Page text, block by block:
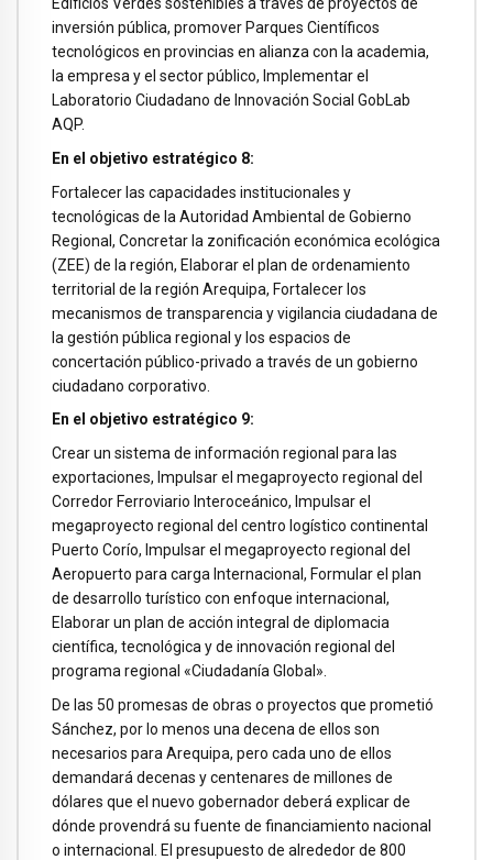
inversión pública, promover Parques Científicos
tecnológicos en provincias en alianza con la academia,
la empresa y el sector público, Implementar el
Laboratorio Ciudadano de Innovación Social GobLab
AQP.
En el objetivo estratégico 8:
Fortalecer las capacidades institucionales y
tecnológicas de la Autoridad Ambiental de Gobierno
Regional, Concretar la zonificación económica ecológica
(ZEE) de la región, Elaborar el plan de ordenamiento
territorial de la región Arequipa, Fortalecer los
mecanismos de transparencia y vigilancia ciudadana de
la gestión pública regional y los espacios de
concertación público-privado a través de un gobierno
ciudadano corporativo.
En el objetivo estratégico 9:
Crear un sistema de información regional para las
exportaciones, Impulsar el megaproyecto regional del
Corredor Ferroviario Interoceánico, Impulsar el
megaproyecto regional del centro logístico continental
Puerto Corío, Impulsar el megaproyecto regional del
Aeropuerto para carga Internacional, Formular el plan
de desarrollo turístico con enfoque internacional,
Elaborar un plan de acción integral de diplomacia
científica, tecnológica y de innovación regional del
programa regional «Ciudadanía Global».
De las 50 promesas de obras o proyectos que prometió
Sánchez, por lo menos una decena de ellos son
necesarios para Arequipa, pero cada uno de ellos
demandará decenas y centenares de millones de
dólares que el nuevo gobernador deberá explicar de
dónde provendrá su fuente de financiamiento nacional
o internacional. El presupuesto de alrededor de 800